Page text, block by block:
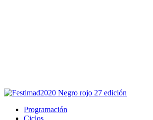
Programación
Ciclos